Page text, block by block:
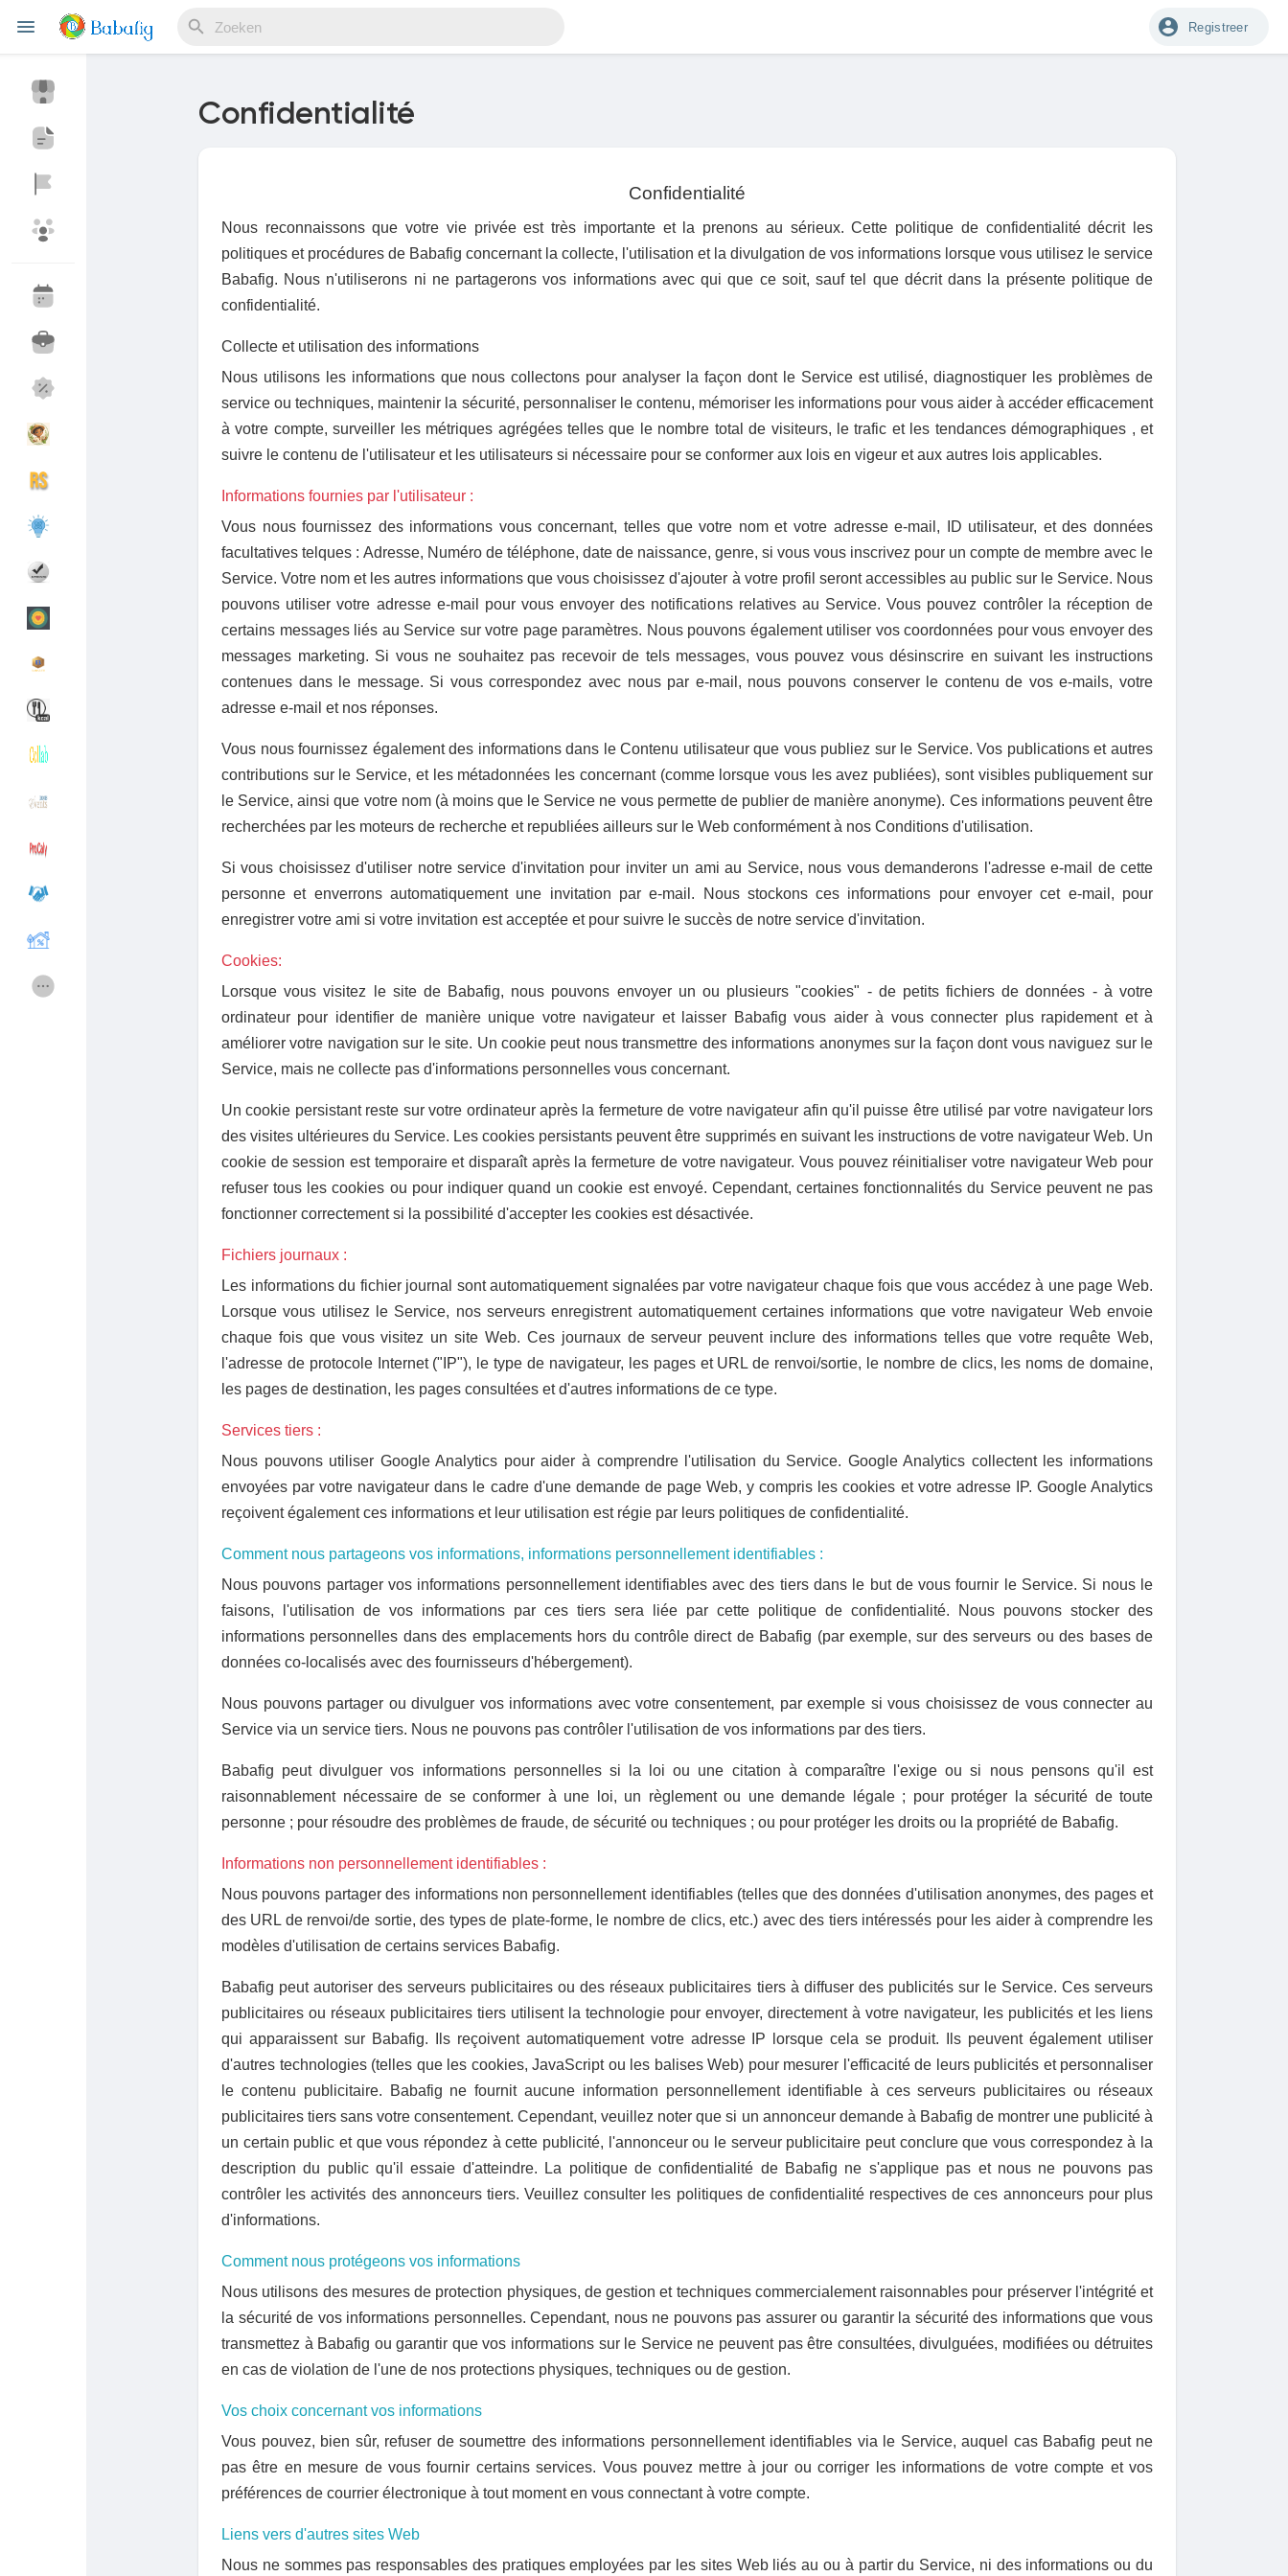
Registreer
My Events
My Blogs
My Products
My Groups
hield van pagina 's
Discover Posts
Maak pagina
gebruikerslijst
Developers
Entreprises locales
La silver économie
Événementiels
Affiliation
Confidentialité
Confidentialité
Nous reconnaissons que votre vie privée est très importante et la prenons au sérieux. Cette politique de confidentialité décrit les
politiques et procédures de Babafig concernant la collecte, l'utilisation et la divulgation de vos informations lorsque vous utilisez le service
Babafig. Nous n'utiliserons ni ne partagerons vos informations avec qui que ce soit, sauf tel que décrit dans la présente politique de
confidentialité.
Collecte et utilisation des informations
Nous utilisons les informations que nous collectons pour analyser la façon dont le Service est utilisé, diagnostiquer les problèmes de
service ou techniques, maintenir la sécurité, personnaliser le contenu, mémoriser les informations pour vous aider à accéder efficacement
à votre compte, surveiller les métriques agrégées telles que le nombre total de visiteurs, le trafic et les tendances démographiques , et
suivre le contenu de l'utilisateur et les utilisateurs si nécessaire pour se conformer aux lois en vigeur et aux autres lois applicables.
Informations fournies par l'utilisateur :
Vous nous fournissez des informations vous concernant, telles que votre nom et votre adresse e-mail,
ID utilisateur, et des données
facultatives telques : Adresse, Numéro de téléphone, date de naissance, genre, si vous vous inscrivez pour un compte de membre avec le
Service. Votre nom et les autres informations que vous choisissez d'ajouter à votre profil seront accessibles au public sur le Service. Nous
pouvons utiliser votre adresse e-mail pour vous envoyer des notifications relatives au Service. Vous pouvez contrôler la réception de
certains messages liés au Service sur votre page paramètres. Nous pouvons également utiliser vos coordonnées pour vous envoyer des
messages marketing. Si vous ne souhaitez pas recevoir de tels messages, vous pouvez vous désinscrire en suivant les instructions
contenues dans le message. Si vous correspondez avec nous par e-mail, nous pouvons conserver le contenu de vos e-mails, votre
adresse e-mail et nos réponses.
Vous nous fournissez également des informations dans le Contenu utilisateur que vous publiez sur le Service. Vos publications et autres
contributions sur le Service, et les métadonnées les concernant (comme lorsque vous les avez publiées), sont visibles publiquement sur
le Service, ainsi que votre nom (à moins que le Service ne vous permette de publier de manière anonyme). Ces informations peuvent être
recherchées par les moteurs de recherche et republiées ailleurs sur le Web conformément à nos Conditions d'utilisation.
Si vous choisissez d'utiliser notre service d'invitation pour inviter un ami au Service, nous vous demanderons l'adresse e-mail de cette
personne et enverrons automatiquement une invitation par e-mail. Nous stockons ces informations pour envoyer cet e-mail, pour
enregistrer votre ami si votre invitation est acceptée et pour suivre le succès de notre service d'invitation.
Cookies:
Lorsque vous visitez le site de Babafig, nous pouvons envoyer un ou plusieurs "cookies" - de petits fichiers de données - à votre
ordinateur pour identifier de manière unique votre navigateur et laisser Babafig vous aider à vous connecter plus rapidement et à
améliorer votre navigation sur le site. Un cookie peut nous transmettre des informations anonymes sur la façon dont vous naviguez sur le
Service, mais ne collecte pas d'informations personnelles vous concernant.
Un cookie persistant reste sur votre ordinateur après la fermeture de votre navigateur afin qu'il puisse être utilisé par votre navigateur lors
des visites ultérieures du Service. Les cookies persistants peuvent être supprimés en suivant les instructions de votre navigateur Web. Un
cookie de session est temporaire et disparaît après la fermeture de votre navigateur. Vous pouvez réinitialiser votre navigateur Web pour
refuser tous les cookies ou pour indiquer quand un cookie est envoyé. Cependant, certaines fonctionnalités du Service peuvent ne pas
fonctionner correctement si la possibilité d'accepter les cookies est désactivée.
Fichiers journaux :
Les informations du fichier journal sont automatiquement signalées par votre navigateur chaque fois que vous accédez à une page Web.
Lorsque vous utilisez le Service, nos serveurs enregistrent automatiquement certaines informations que votre navigateur Web envoie
chaque fois que vous visitez un site Web. Ces journaux de serveur peuvent inclure des informations telles que votre requête Web,
l'adresse de protocole Internet ("IP"), le type de navigateur, les pages et URL de renvoi/sortie, le nombre de clics, les noms de domaine,
les pages de destination, les pages consultées et d'autres informations de ce type.
Services tiers :
Nous pouvons utiliser Google Analytics pour aider à comprendre l'utilisation du Service. Google Analytics collectent les informations
envoyées par votre navigateur dans le cadre d'une demande de page Web, y compris les cookies et votre adresse IP. Google Analytics
reçoivent également ces informations et leur utilisation est régie par leurs politiques de confidentialité.
Comment nous partageons vos informations, informations personnellement identifiables :
Nous pouvons partager vos informations personnellement identifiables avec des tiers dans le but de vous fournir le Service. Si nous le
faisons, l'utilisation de vos informations par ces tiers sera liée par cette politique de confidentialité. Nous pouvons stocker des
informations personnelles dans des emplacements hors du contrôle direct de Babafig (par exemple, sur des serveurs ou des bases de
données co-localisés avec des fournisseurs d'hébergement).
Nous pouvons partager ou divulguer vos informations avec votre consentement, par exemple si vous choisissez de vous connecter au
Service via un service tiers. Nous ne pouvons pas contrôler l'utilisation de vos informations par des tiers.
Babafig peut divulguer vos informations personnelles si la loi ou une citation à comparaître l'exige ou si nous pensons qu'il est
raisonnablement nécessaire de se conformer à une loi, un règlement ou une demande légale ; pour protéger la sécurité de toute
personne ; pour résoudre des problèmes de fraude, de sécurité ou techniques ; ou pour protéger les droits ou la propriété de Babafig.
Informations non personnellement identifiables :
Nous pouvons partager des informations non personnellement identifiables (telles que des données d'utilisation anonymes, des pages et
des URL de renvoi/de sortie, des types de plate-forme, le nombre de clics, etc.) avec des tiers intéressés pour les aider à comprendre les
modèles d'utilisation de certains services Babafig.
Babafig peut autoriser des serveurs publicitaires ou des réseaux publicitaires tiers à diffuser des publicités sur le Service. Ces serveurs
publicitaires ou réseaux publicitaires tiers utilisent la technologie pour envoyer, directement à votre navigateur, les publicités et les liens
qui apparaissent sur Babafig. Ils reçoivent automatiquement votre adresse IP lorsque cela se produit. Ils peuvent également utiliser
d'autres technologies (telles que les cookies, JavaScript ou les balises Web) pour mesurer l'efficacité de leurs publicités et personnaliser
le contenu publicitaire. Babafig ne fournit aucune information personnellement identifiable à ces serveurs publicitaires ou réseaux
publicitaires tiers sans votre consentement. Cependant, veuillez noter que si un annonceur demande à Babafig de montrer une publicité à
un certain public et que vous répondez à cette publicité, l'annonceur ou le serveur publicitaire peut conclure que vous correspondez à la
description du public qu'il essaie d'atteindre. La politique de confidentialité de Babafig ne s'applique pas et nous ne pouvons pas
contrôler les activités des annonceurs tiers. Veuillez consulter les politiques de confidentialité respectives de ces annonceurs pour plus
d'informations.
Comment nous protégeons vos informations
Nous utilisons des mesures de protection physiques, de gestion et techniques commercialement raisonnables pour préserver l'intégrité et
la sécurité de vos informations personnelles. Cependant, nous ne pouvons pas assurer ou garantir la sécurité des informations que vous
transmettez à Babafig ou garantir que vos informations sur le Service ne peuvent pas être consultées, divulguées, modifiées ou détruites
en cas de violation de l'une de nos protections physiques, techniques ou de gestion.
Vos choix concernant vos informations
Vous pouvez, bien sûr, refuser de soumettre des informations personnellement identifiables via le Service, auquel cas Babafig peut ne
pas être en mesure de vous fournir certains services. Vous pouvez mettre à jour ou corriger les informations de votre compte et vos
préférences de courrier électronique à tout moment en vous connectant à votre compte.
Liens vers d'autres sites Web
Nous ne sommes pas responsables des pratiques employées par les sites Web liés au ou à partir du Service, ni des informations ou du